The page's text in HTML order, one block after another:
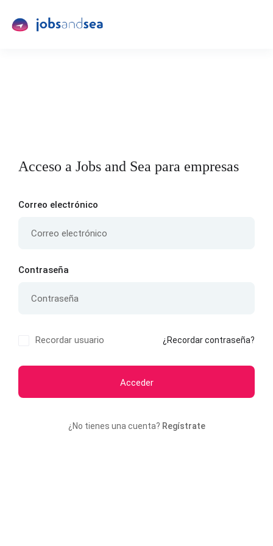
Acceso a Jobs and Sea para empresas
Correo electrónico
Contraseña
Recordar usuario ¿Recordar contraseña?
Acceder
¿No tienes una cuenta? Regístrate